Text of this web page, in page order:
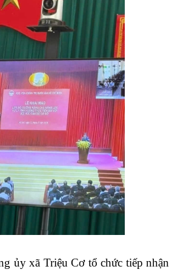
ủy xã Triệu Cơ tổ chức tiếp nhận